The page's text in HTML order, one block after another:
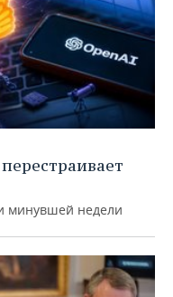
минувшей недели